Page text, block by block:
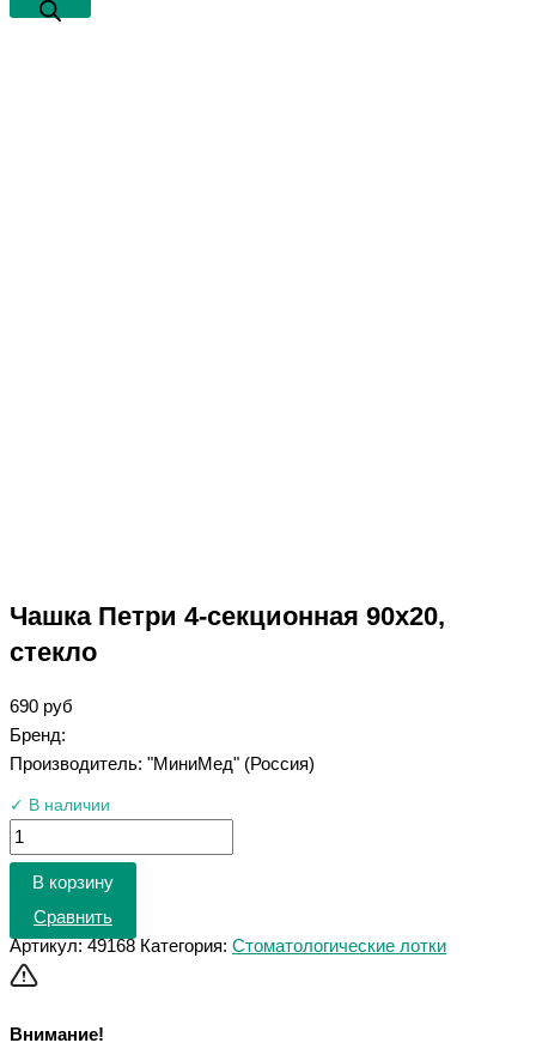
Чашка Петри 4-секционная 90х20,
стекло
690 руб
Бренд:
Производитель: "МиниМед" (Россия)
✓ В наличии
В корзину
Сравнить
Артикул:49168 Категория: Стоматологические лотки
Внимание!